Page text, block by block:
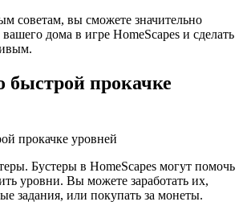
советам, вы сможете значительно
дома в игре HomeScapes и сделать
быстрой прокачке
прокачке уровней
Бустеры в HomeScapes могут помочь
уровни. Вы можете заработать их,
задания, или покупать за монеты.